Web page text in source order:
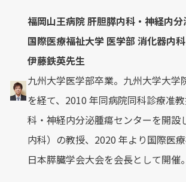
福岡山王病院 肝胆膵内科・神経内
国際医療福祉大学 医学部 消化器内
伊藤鉄英先生
九州大学医学部卒業。九州大学大
を経て、2010 年同病院同科診療准
科・神経内分泌腫瘍センターを開
内科）の教授、2020 年より国際医
日本膵臓学会大会を会長として開催。